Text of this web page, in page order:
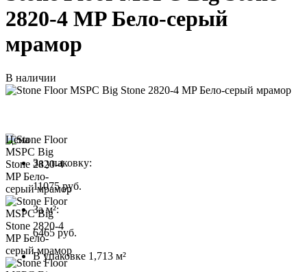
2820-4 MP Бело-серый
мрамор
В наличии
Цена
За упаковку:
11075руб.
За м²:
6465 руб.
В упаковке 1,713 м²